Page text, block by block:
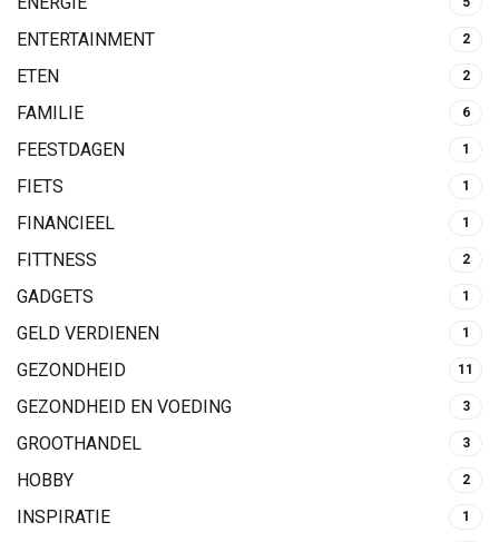
ENTERTAINMENT 2
ETEN 2
FAMILIE 6
FEESTDAGEN 1
FIETS 1
FINANCIEEL 1
FITTNESS 2
GADGETS 1
GELD VERDIENEN 1
GEZONDHEID 11
GEZONDHEID EN VOEDING 3
GROOTHANDEL 3
HOBBY 2
INSPIRATIE 1